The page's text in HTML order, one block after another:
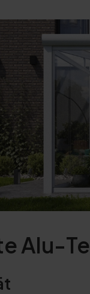
Alu-